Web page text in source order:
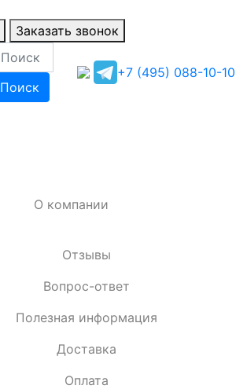
Заказать звонок
Поиск
+7 (495) 088-10-10
О компании
Отзывы
Вопрос-ответ
Полезная информация
Доставка
Оплата